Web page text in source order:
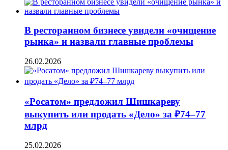
В ресторанном бизнесе увидели «очищение
рынка» и назвали главные проблемы
26.02.2026
«Росатом» предложил Шишкареву
выкупить или продать «Дело» за ₽74–77
млрд
25.02.2026